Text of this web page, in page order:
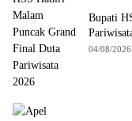
Bupati
04/08/2026